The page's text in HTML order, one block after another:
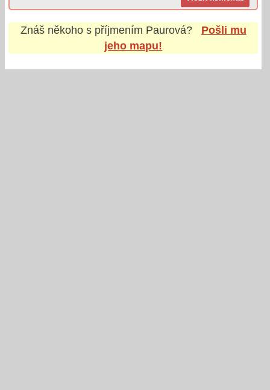
Znáš někoho s příjmením Paurová?
Pošli mu
jeho mapu!